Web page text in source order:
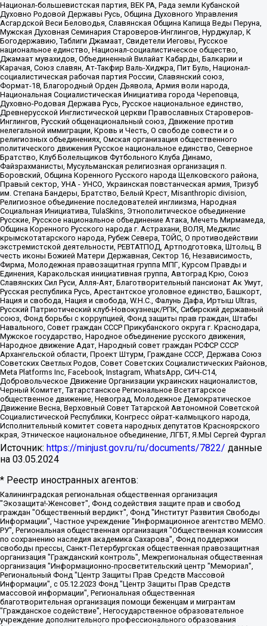
Национал-большевистская партия, ВЕК РА, Рада земли Кубанской
Духовно Родовой Державы Русь, Община Духовного Управления
Асгардской Веси Беловодья, Славянская Община Капища Веды Перуна,
Мужская Духовная Семинария Староверов-Инглингов, Нурджулар, К
Богодержавию, Таблиги Джамаат, Свидетели Иеговы, Русское
национальное единство, Национал-социалистическое общество,
Джамаат мувахидов, Объединенный Вилайат Кабарды, Балкарии и
Карачая, Союз славян, Ат-Такфир Валь-Хиджра, Пит Буль, Национал-
социалистическая рабочая партия России, Славянский союз,
Формат-18, Благородный Орден Дьявола, Армия воли народа,
Национальная Социалистическая Инициатива города Череповца,
Духовно-Родовая Держава Русь, Русское национальное единство,
Древнерусской Инглистической церкви Православных Староверов-
Инглингов, Русский общенациональный союз, Движение против
нелегальной иммиграции, Кровь и Честь, О свободе совести и о
религиозных объединениях, Омская организация общественного
политического движения Русское национальное единство, Северное
Братство, Клуб Болельщиков Футбольного Клуба Динамо,
Файзрахманисты, Мусульманская религиозная организация п.
Боровский, Община Коренного Русского народа Щелковского района,
Правый сектор, УНА - УНСО, Украинская повстанческая армия, Тризуб
им. Степана Бандеры, Братство, Белый Крест, Misanthropic division,
Религиозное объединение последователей инглиизма, Народная
Социальная Инициатива, TulaSkins, Этнополитическое объединение
Русские, Русское национальное объединение Атака, Мечеть Мирмамеда,
Община Коренного Русского народа г. Астрахани, ВОЛЯ, Меджлис
крымскотатарского народа, Рубеж Севера, ТОЙС, О противодействии
экстремистской деятельности, РЕВТАТПОД, Артподготовка, Штольц, В
честь иконы Божией Матери Державная, Сектор 16, Независимость,
Фирма, Молодежная правозащитная группа МПГ, Курсом Правды и
Единения, Каракольская инициативная группа, Автоград Крю, Союз
Славянских Сил Руси, Алля-Аят, Благотворительный пансионат Ак Умут,
Русская республика Русь, Арестантское уголовное единство, Башкорт,
Нация и свобода, Нация и свобода, W.H.С., Фалунь Дафа, Иртыш Ultras,
Русский Патриотический клуб-Новокузнецк/РПК, Сибирский державный
союз, Фонд борьбы с коррупцией, Фонд защиты прав граждан, Штабы
Навального, Совет граждан СССР Прикубанского округа г. Краснодара,
Мужское государство, Народное объединение русского движения,
Народное движение Адат, Народный совет граждан РСФСР СССР
Архангельской области, Проект Штурм, Граждане СССР, Держава Союз
Советских Светлых Родов, Совет Советских Социалистических Районов,
Meta Platforms Inc, Facebook, Instagram, WhatsApp, СИЧ-С14,
Добровольческое Движение Организации украинских националистов,
Черный Комитет, Татарстанское Региональное Всетатарское
общественное движение, Невоград, Молодежное Демократическое
Движение Весна, Верховный Совет Татарской Автономной Советской
Социалистической Республики, Конгресс ойрат-калмыцкого народа,
Исполнительный комитет совета народных депутатов Красноярского
края, Этническое национальное объединение, ЛГБТ, Я.МЫ Сергей Фургал
Источник: https://minjust.gov.ru/ru/documents/7822/ данные
на 03.05.2024
* Реестр иностранных агентов:
Калининградская региональная общественная организация "Экозащита!-Женсовет", Фонд содействия защите прав и свобод граждан "Общественный вердикт", Фонд "Институт Развития Свободы Информации", Частное учреждение "Информационное агентство МЕМО. РУ", Региональная общественная организация "Общественная комиссия по сохранению наследия академика Сахарова", Фонд поддержки свободы прессы, Санкт-Петербургская общественная правозащитная организация "Гражданский контроль", Межрегиональная общественная организация "Информационно-просветительский центр "Мемориал", Региональный Фонд "Центр Защиты Прав Средств Массовой Информации", с 05.12.2023 Фонд "Центр Защиты Прав Средств массовой информации", Региональная общественная благотворительная организация помощи беженцам и мигрантам "Гражданское содействие", Негосударственное образовательное учреждение дополнительного профессионального образования (повышение квалификации) специалистов "АКАДЕМИЯ ПО ПРАВАМ ЧЕЛОВЕКА", Свердловская региональная общественная организация "Сутяжник", Автономная некоммерческая организация "Центр независимых социологических исследований", Союз общественных объединений "Российский исследовательский центр по правам человека", Региональное общественное учреждение научно-информационный центр "МЕМОРИАЛ", Некоммерческая организация "Фонд защиты гласности", Автономная некоммерческая организация "Институт прав человека", Городская общественная организация "Екатеринбургское общество "МЕМОРИАЛ", Городская общественная организация "Рязанское историко-просветительское и правозащитное общество "Мемориал" (Рязанский Мемориал), Челябинский региональный орган общественной самодеятельности – женское общественное объединение "Женщины Евразии", Челябинский региональный орган общественной самодеятельности "Уральская правозащитная группа", Фонд содействия защите здоровья и социальной справедливости имени Андрея Рылькова, Автономная Некоммерческая Организация "Аналитический Центр Юрия Левады", Автономная некоммерческая организация социальной поддержки населения "Проект Апрель", Региональная общественная организация помощи женщинам и детям, находящимся в кризисной ситуации "Информационно-методический центр "Анна", Фонд содействия развитию массовых коммуникаций и правовому просвещению "Так-так-Так", Фонд содействия устойчивому развитию "Серебряная тайга", Свердловский региональный общественный фонд социальных проектов "Новое время", "Idel.Реалии", Кавказ.Реалии, Крым.Реалии, Телеканал Настоящее Время, Татаро-башкирская служба Радио Свобода (Azatliq Radiosi), Радио Свободная Европа/Радио Свобода (PCE/PC), "Сибирь.Реалии", "Фактограф", Благотворительный фонд помощи осужденным и их семьям, Автономная некоммерческая организация "Институт глобализации и социальных движений", Фонд "В защиту прав заключенных", Частное учреждение "Центр поддержки и содействия развитию средств массовой информации", Пензенский региональный общественный благотворительный фонд "Гражданский союз", "Север.Реалии", Некоммерческая организация Фонд "Правовая инициатива", Общество с ограниченной ответственностью "Радио Свободная Европа/Радио Свобода", Чешское информационное агентство "MEDIUM-ORIENT", Красноярская региональная общественная организация "Мы против СПИДа", Камалягин Денис Николаевич, Маркелов Сергей Евгеньевич, Пономарев Лев Александрович, Савицкая Людмила Алексеевна, Автономная некоммерческая организация "Центр по работе с проблемой насилия "НАСИЛИЮ.НЕТ", Межрегиональный профессиональный союз работников здравоохранения "Альянс врачей", Юридическое лицо, зарегистрированное в Латвийской Республике, SIA "Medusa Project" (регистрационный номер 40103797863, дата регистрации 10.06.2014), Некоммерческая организация "Фонд по борьбе с коррупцией", Автономная некоммерческая организация "Институт права и публичной политики", Баданин Роман Сергеевич, Гликин Максим Александрович, Железнова Мария Михайловна, Лукьянова Юлия Сергеевна, Маетная Елизавета Витальевна, Маняхин Петр Борисович, Чуракова Ольга Владимировна, Ярош Юлия Петровна, Юридическое лицо "The Insider SIA", зарегистрированное в Риге, Латвийская Республика (дата регистрации 26.06.2015), являющееся администратором доменного имени интернет-издания "The Insider SIA", https://theins.ru, Постернак Алексей Евгеньевич, Рубин Михаил Аркадьевич, Анин Роман Александрович, Юридическое лицо Istories fonds, зарегистрированное в Латвийской Республике (регистрационный номер 50008295751, дата регистрации 24.02.2020), Великовский Дмитрий Александрович, Долинина Ирина Николаевна, Мароховская Алеся Алексеевна, Шлейнов Роман Юрьевич, Шмагун Олеся Валентиновна, Общество с ограниченной ответственностью "Альтаир 2021", Общество с ограниченной ответственностью "Вега 2021", Общество с ограниченной ответственностью "Главный редактор 2021", Общество с ограниченной ответственностью "Ромашки монолит", Важенков Артем Валерьевич, Ивановская областная общественная организация "Центр гендерных исследований", Гурман Юрий Альбертович, Медиапроект "ОВД-Инфо", Егоров Владимир Владимирович, Жилинский Владимир Александрович, Общество с ограниченной ответственностью "ЗП", Иванова София Юрьевна, Карезина Инна Павловна, Кильтау Екатерина Викторовна, Петров Алексей Викторович, Пискунов Сергей Евгеньевич, Смирнов Сергей Сергеевич, Тихонов Михаил Сергеевич, Общество с ограниченной ответственностью "ЖУРНАЛИСТ-ИНОСТРАННЫЙ АГЕНТ", Арапова Галина Юрьевна, Вольтская Татьяна Анатольевна, Американская компания "Mason G.E.S. Anonymous Foundation" (США), являющаяся владельцем интернет-издания https://mnews.world/, Компания "Stichting Bellingcat", зарегистрированная в Нидерландах (дата регистрации 11.07.2018), Захаров Андрей Вячеславович, Клепиковская Екатерина Дмитриевна, Общество с ограниченной ответственностью "МЕМО", Перл Роман Александрович, Симонов Евгений Алексеевич, Соловьева Елена Анатольевна, Сотников Даниил Владимирович, Сурначева Елизавета Дмитриевна, Автономная некоммерческая организация по защите прав человека и информированию населения "Якутия – Наше Мнение", Общество с ограниченной ответственностью "Москоу диджитал медиа", с 26.01.2023 Общество с ограниченной ответственностью "Чайка Белые сады", Ветошкина Валерия Валерьевна, Заговора Максим Александрович, Межрегиональное общественное движение "Российская ЛГБТ - сеть", Оленичев Максим Владимирович, Павлов Иван Юрьевич, Скворцова Елена Сергеевна, Общество с ограниченной ответственностью "Как бы инагент", Кочетков Игорь Викторович, Общество с ограниченной ответственностью "Честные выборы", Еланчик Олег Александрович, Общество с ограниченной ответственностью "Нобелевский призыв", Гималова Регина Эмилевна, Григорьев Андрей Валерьевич, Григорьева Алина Александровна, Ассоциация по содействию защите прав призывников, альтернативнослужащих и военнослужащих "Правозащитная группа "Гражданин.Армия.Право", Хисамова Регина Фаритовна, Автономная некоммерческая организация по реализации социально-правовых программ "Лилит", Дальневосточное общественное движение "Маяк", Санкт-Петербургская ЛГБТ-инициативная группа "Выход", Инициативная группа ЛГБТ+ "Реверс", Алексеев Андрей Викторович, Бекбулатова Таисия Львовна, Беляев Иван Михайлович, Владыкина Елена Сергеевна, Гельман Марат Александрович, Никульшина Вероника Юрьевна, Толоконникова Надежда Андреевна, Шендерович Виктор Анатольевич, Общество с ограниченной ответственностью "Данное сообщение", Общество с ограниченной ответственностью Издательский дом "Новая глава", Айнбиндер Александра Александровна, Московский комьюнити-центр для ЛГБТ+инициатив, Благотворительный фонд развития филантропии, Deutsche Welle (Германия, Kurt-Schumacher-Strasse 3, 53113 Bonn), Борзунова Мария Михайловна, Воробьев Виктор Викторович, Голубева Анна Львовна, Константинова Алла Михайловна, Малкова Ирина Владимировна, Мурадов Мурад Абдулгалимович, Осетинская Елизавета Николаевна, Понасенков Евгений Николаевич, Ганапольский Матвей Юрьевич, Киселев Евгений Алексеевич, Борухович Ирина Григорьевна, Дремин Иван Тимофеевич, Дубровский Дмитрий Викторович, Красноярская региональная общественная организация поддержки и развития альтернативных образовательных технологий и межкультурных коммуникаций "ИНТЕРРА", Маяковская Екатерина Алексеевна, Фейгин Марк Захарович, Филимонов Андрей Викторович, Дзугкоева Регина Николаевна, Доброхотов Роман Александрович, Дудь Юрий Александрович, Елкин Сергей Владимирович, Кругликов Кирилл Игоревич, Сабунаева Мария Леонидовна, Семенов Алексей Владимирович, Шаинян Карен Багратович, Шульман Екатерина Михайловна, Асафьев Артур Валерьевич, Вахштайн Виктор Семенович, Венедиктов Алексей Алексеевич, Лушникова Екатерина Евгеньевна, Волков Леонид Михайлович, Невзоров Александр Глебович, Пархоменко Сергей Борисович, Сироткин Ярослав Николаевич, Кара-Мурза Владимир Владимирович, Баранова Наталья Владимировна, Гозман Леонид Яковлевич, Кагарлицкий Борис Юльевич, Климарев Михаил Валерьевич, Милов Владимир Станиславович, Автономная некоммерческая организация Краснодарский центр современного искусства "Типография", Моргенштерн Алишер Тагирович, Соболь Любовь Эдуардовна, Общество с ограниченной ответственностью "ЛИЗА НОРМ", Каспаров Гарри Кимович, Ходорковский Михаил Борисович, Общество с ограниченной ответственностью "Апрельские тезисы", Данилович Ирина Брониславовна, Кашин Олег Владимирович, Петров Николай Владимирович, Пивоваров Алексей Владимирович, Соколов Михаил Владимирович, Цветкова Юлия Владимировна, Чичваркин Евгений Александрович, Комитет против пыток/Команда против пыток, Общество с ограниченной ответственностью "Первый научный", Общество с ограниченной ответственностью "Вертолет и ко", Белоцерковская Вероника Борисовна, Кац Максим Евгеньевич, Лазарева Татьяна Юрьевна, Шаведдинов Руслан Табризович, Яшин Илья Валерьевич, Общество с ограниченной ответственностью "Иноагент ААВ", Алешковский Дмитрий Петрович, Альбац Евгения Марковна, Быков Дмитрий Львович, Галямина Юлия Евгеньевна, Лойко Сергей Леонидович, Мартынов Кирилл Константинович, Медведев Сергей Александрович, Крашенинников Федор Геннадиевич, Гордеева Катерина Вл